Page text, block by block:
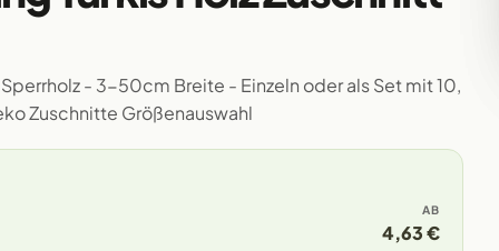
- 3-50cm Breite - Einzeln oder als Set mit 10,
Zuschnitte Größenauswahl
AB
4,63 €